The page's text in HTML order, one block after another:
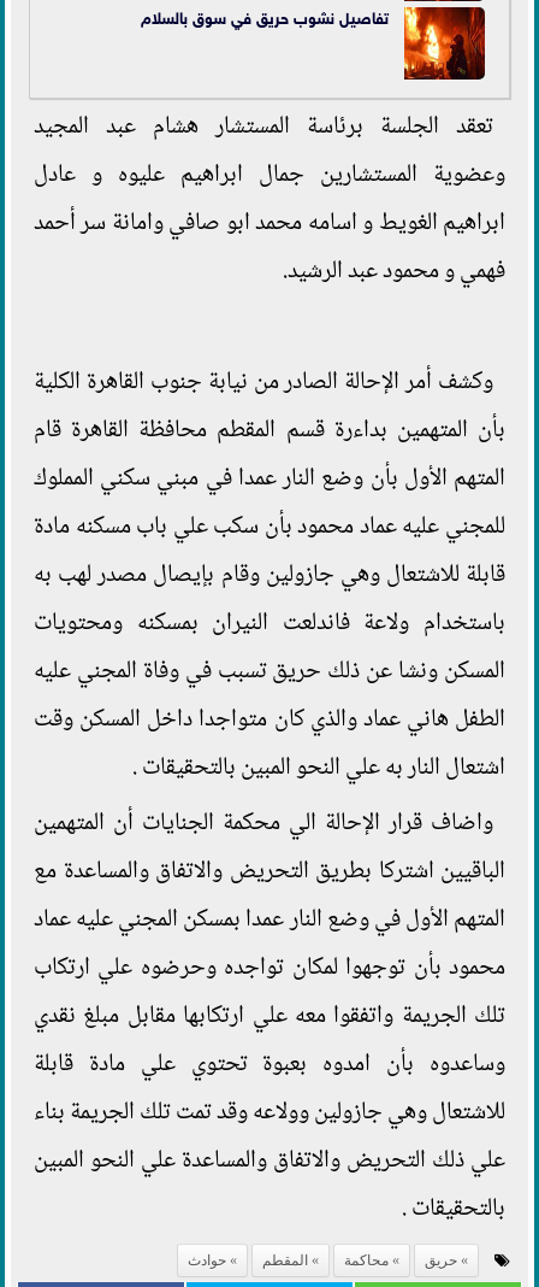
تفاصيل نشوب حريق في سوق بالسلام
تعقد الجلسة برئاسة المستشار هشام عبد المجيد
وعضوية المستشارين جمال ابراهيم عليوه و عادل
ابراهيم الغويط و اسامه محمد ابو صافي وامانة سر أحمد
فهمي و محمود عبد الرشيد.
وكشف أمر الإحالة الصادر من نيابة جنوب القاهرة الكلية
بأن المتهمين بداءرة قسم المقطم محافظة القاهرة قام
المتهم الأول بأن وضع النار عمدا في مبني سكني المملوك
للمجني عليه عماد محمود بأن سكب علي باب مسكنه مادة
قابلة للاشتعال وهي جازولين وقام بإيصال مصدر لهب به
باستخدام ولاعة فاندلعت النيران بمسكنه ومحتويات
المسكن ونشا عن ذلك حريق تسبب في وفاة المجني عليه
الطفل هاني عماد والذي كان متواجدا داخل المسكن وقت
اشتعال النار به علي النحو المبين بالتحقيقات .
واضاف قرار الإحالة الي محكمة الجنايات أن المتهمين
الباقيين اشتركا بطريق التحريض والاتفاق والمساعدة مع
المتهم الأول في وضع النار عمدا بمسكن المجني عليه عماد
محمود بأن توجهوا لمكان تواجده وحرضوه علي ارتكاب
تلك الجريمة واتفقوا معه علي ارتكابها مقابل مبلغ نقدي
وساعدوه بأن امدوه بعبوة تحتوي علي مادة قابلة
للاشتعال وهي جازولين وولاعه وقد تمت تلك الجريمة بناء
علي ذلك التحريض والاتفاق والمساعدة علي النحو المبين
بالتحقيقات .
حريق محاكمة المقطم حوادث